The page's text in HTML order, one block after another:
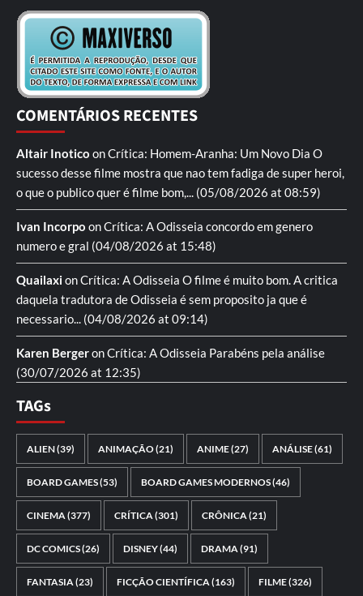
COMENTÁRIOS RECENTES
Altair Inotico onCrítica: Homem-Aranha: Um Novo Dia O
sucesso desse filme mostra que nao tem fadiga de super heroi,
o que o publico quer é filme bom,... (05/08/2026 at 08:59)
Ivan Incorpo onCrítica: A Odisseia concordo em genero
numero e gral (04/08/2026 at 15:48)
QuailaxionCrítica: A Odisseia O filme é muito bom. A critica
daquela tradutora de Odisseia é sem proposito ja que é
necessario... (04/08/2026 at 09:14)
Karen BergeronCrítica: A Odisseia Parabéns pela análise
(30/07/2026 at 12:35)
TAGs
ALIEN(39) ANIMAÇÃO(21) ANIME(27) ANÁLISE(61)
BOARD GAMES(53) BOARD GAMES MODERNOS(46)
CINEMA(377) CRÍTICA(301) CRÔNICA(21)
DC COMICS(26) DISNEY(44) DRAMA(91)
FANTASIA(23) FICÇÃO CIENTÍFICA(163) FILME(326)